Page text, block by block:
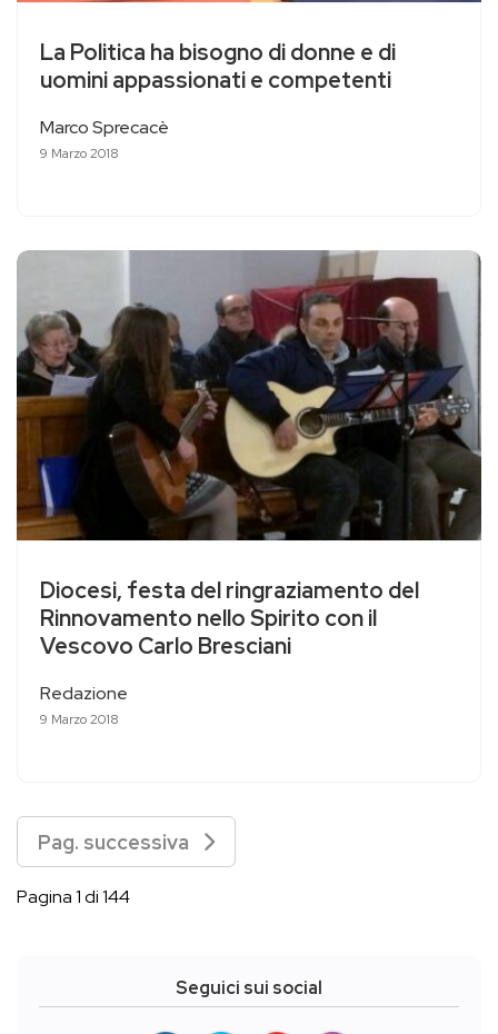
La Politica ha bisogno di donne e di
uomini appassionati e competenti
Marco Sprecacè
9 Marzo 2018
Diocesi, festa del ringraziamento del
Rinnovamento nello Spirito con il
Vescovo Carlo Bresciani
Redazione
9 Marzo 2018
Pag. successiva
Pagina 1 di 144
Seguici sui social